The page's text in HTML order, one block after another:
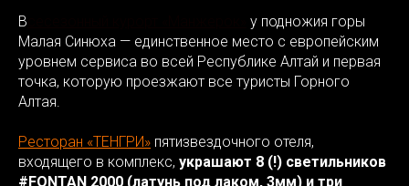
В
у подножия горы
Малая Синюха — единственное место с европейским
уровнем сервиса во всей Республике Алтай и первая
точка, которую проезжают все туристы Горного
Алтая.
Ресторан «ТЕНГРИ» пятизвездочного отеля,
входящего в комплекс, украшают 8 (!) светильников
#FONTAN 2000 (латунь под лаком, 3мм) и три